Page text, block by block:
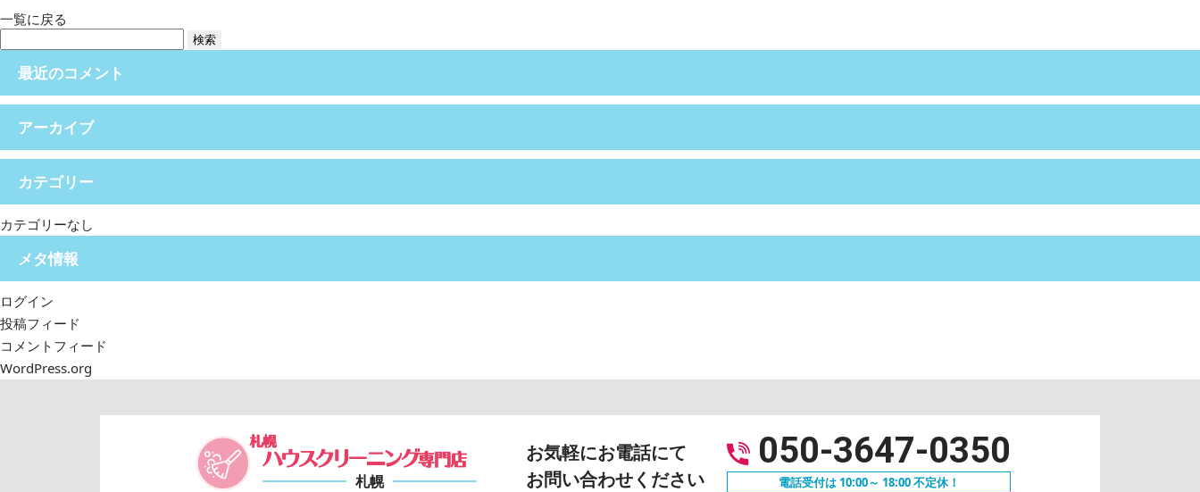
一覧に戻る
索:
最近のコメント
アーカイブ
カテゴリー
カテゴリーなし
メタ情報
ログイン
投稿フィード
コメントフィード
WordPress.org
札幌
お気軽にお電話にて
お問い合わせください
050-3647-0350
電話受付は 10:00～ 18:00 不定休！